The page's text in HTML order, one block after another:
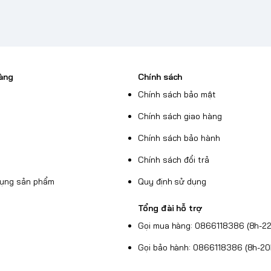
âm lượng cao
sản phẩm
Chính sách
Chính sách bảo mật
Chính sách giao hàng
Chính sách bảo hành
Chính sách đổi trả
Quy định sử dụng
Tổng đài hỗ trợ
Gọi mua hàng: 0866118386 (8h-
Gọi bảo hành: 0866118386 (8h-